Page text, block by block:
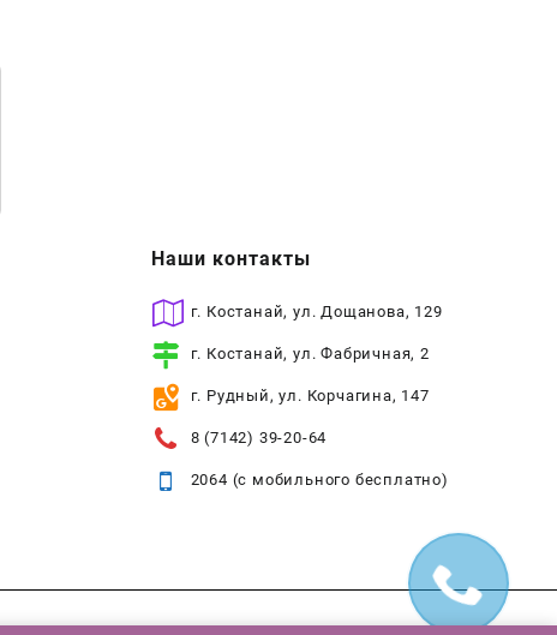
Наши контакты
г. Костанай, ул. Дощанова, 129
г. Костанай, ул. Фабричная, 2
г. Рудный, ул. Корчагина, 147
8 (7142) 39-20-64
2064 (с мобильного бесплатно)